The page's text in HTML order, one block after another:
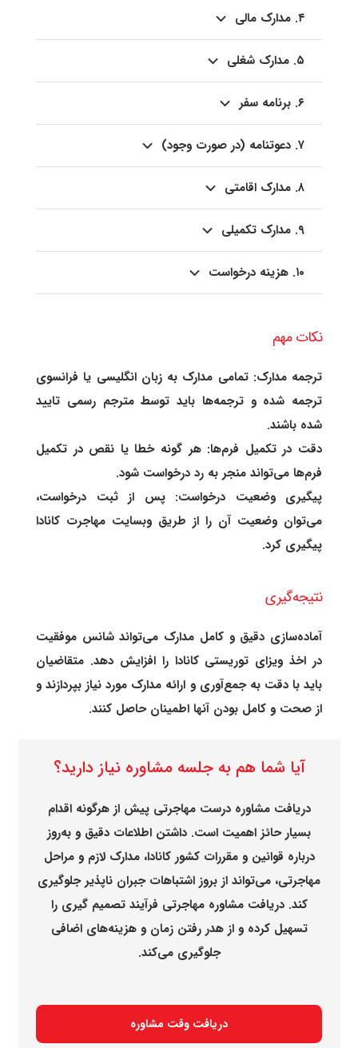
۴. مدارک مالی
۵. مدارک شغلی
۶. برنامه سفر
۷. دعوتنامه (در صورت وجود)
۸. مدارک اقامتی
۹. مدارک تکمیلی
۱۰. هزینه درخواست
نکات مهم
ترجمه مدارک: تمامی مدارک به زبان انگلیسی یا فرانسوی
ترجمه شده و ترجمه‌ها باید توسط مترجم رسمی تایید
شده باشند.
دقت در تکمیل فرم‌ها: هر گونه خطا یا نقص در تکمیل
فرم‌ها می‌تواند منجر به رد درخواست شود.
پیگیری وضعیت درخواست: پس از ثبت درخواست،
می‌توان وضعیت آن را از طریق وبسایت مهاجرت کانادا
پیگیری کرد.
نتیجه‌گیری
آماده‌سازی دقیق و کامل مدارک می‌تواند شانس موفقیت
در اخذ ویزای توریستی کانادا را افزایش دهد. متقاضیان
باید با دقت به جمع‌آوری و ارائه مدارک مورد نیاز بپردازند و
از صحت و کامل بودن آنها اطمینان حاصل کنند.
آیا شما هم به جلسه مشاوره نیاز دارید؟
دریافت مشاوره درست مهاجرتی پیش از هرگونه اقدام
بسیار حائز اهمیت است. داشتن اطلاعات دقیق و به‌روز
درباره قوانین و مقررات کشور کانادا، مدارک لازم و مراحل
مهاجرتی، می‌تواند از بروز اشتباهات جبران ناپذیر جلوگیری
کند. دریافت مشاوره مهاجرتی فرآیند تصمیم گیری را
تسهیل کرده و از هدر رفتن زمان و هزینه‌های اضافی
جلوگیری می‌کند.
دریافت وقت مشاوره